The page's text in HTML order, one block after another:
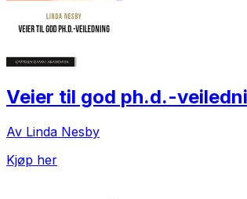
Veier til god ph.d.-
Av Linda Nesby
Kjøp her